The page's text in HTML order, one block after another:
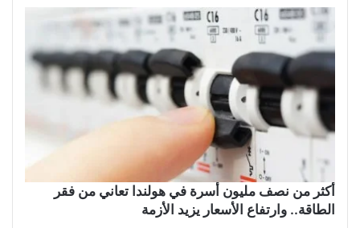
أكثر من نصف مليون أسرة في هولندا تعاني من فقر
الطاقة.. وارتفاع الأسعار يزيد الأزمة